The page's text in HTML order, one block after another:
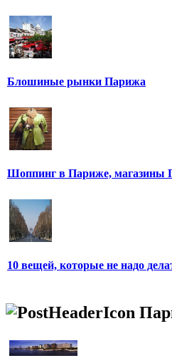
Блошиные рынки Парижа
Шоппинг в Париже, магазины
10 вещей, которые не надо